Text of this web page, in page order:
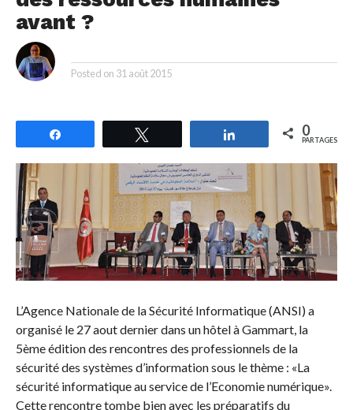
avant ?
Posted on 31 août 2015
Partagez 0
PARTAGES
L’Agence Nationale de la Sécurité Informatique (ANSI) a
organisé le 27 aout dernier dans un hôtel à Gammart, la
5ème édition des rencontres des professionnels de la
sécurité des systèmes d’information sous le thème : «La
sécurité informatique au service de l’Economie numérique».
Cette rencontre tombe bien avec les préparatifs du